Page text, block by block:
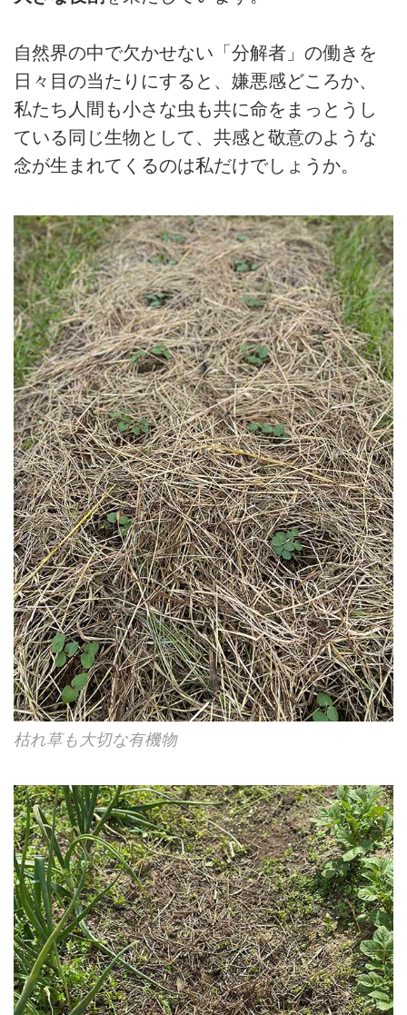
自然界の中で欠かせない「分解者」の働きを
日々目の当たりにすると、嫌悪感どころか、
私たち人間も小さな虫も共に命をまっとうし
ている同じ生物として、共感と敬意のような
念が生まれてくるのは私だけでしょうか。
枯れ草も大切な有機物